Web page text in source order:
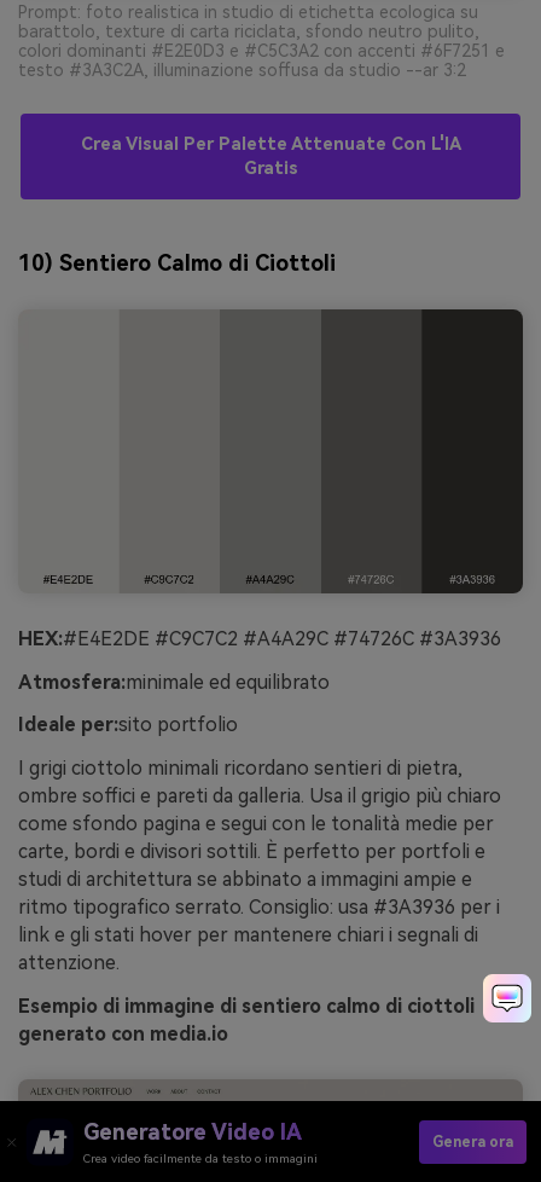
Prompt: foto realistica in studio di etichetta ecologica su
barattolo, texture di carta riciclata, sfondo neutro pulito,
colori dominanti #E2E0D3 e #C5C3A2 con accenti #6F7251 e
testo #3A3C2A, illuminazione soffusa da studio --ar 3:2
Crea Visual Per Palette Attenuate Con L'IA
Gratis
10) Sentiero Calmo di Ciottoli
HEX:#E4E2DE #C9C7C2 #A4A29C #74726C #3A3936
Atmosfera:minimale ed equilibrato
Ideale per:sito portfolio
I grigi ciottolo minimali ricordano sentieri di pietra,
ombre soffici e pareti da galleria. Usa il grigio più chiaro
come sfondo pagina e segui con le tonalità medie per
carte, bordi e divisori sottili. È perfetto per portfoli e
studi di architettura se abbinato a immagini ampie e
ritmo tipografico serrato. Consiglio: usa #3A3936 per i
link e gli stati hover per mantenere chiari i segnali di
attenzione.
Esempio di immagine di sentiero calmo di ciottoli
generato con media.io
Generatore Video IA
Crea video facilmente da testo o immagini
Genera ora